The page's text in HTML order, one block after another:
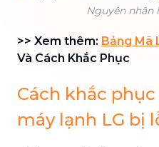
Nguyên nhân
>> Xem thêm: Bảng Mã
Và Cách Khắc Phục
Cách khắc
máy lạnh LG bị